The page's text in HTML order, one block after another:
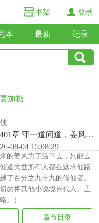
书架 登录
本 最新 记录
加糖
章 守一道问道，姜风醒来
08-04 15:08:29
的姜风为了活下去，只能去
道大世所有人都在这求仙路
了百分之九十九的修仙者。
勿将其他小说境界代入。主
。）...
章节目录